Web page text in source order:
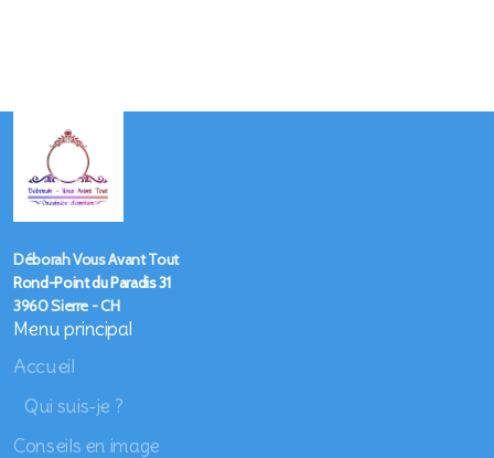
Déborah Vous Avant Tout
Rond-Point du Paradis 31
3960 Sierre - CH
Menu principal
Accueil
Qui suis-je ?
Conseils en image